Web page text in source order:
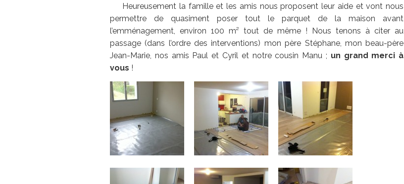
Heureusement la famille et les amis nous proposent leur aide et vont nous
permettre de quasiment poser tout le parquet de la maison avant
l’emménagement, environ 100 m² tout de même ! Nous tenons à citer au
passage (dans l’ordre des interventions) mon père Stéphane, mon beau-père
Jean-Marie, nos amis Paul et Cyril et notre cousin Manu ; un grand merci à
vous !